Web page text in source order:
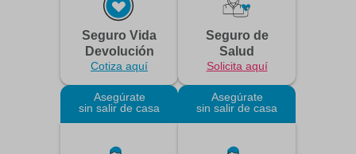
Seguro Vida
Devolución
Cotiza aquí
Seguro de
Salud
Solicita aquí
Asegúrate
sin salir de casa
Asegúrate
sin salir de casa